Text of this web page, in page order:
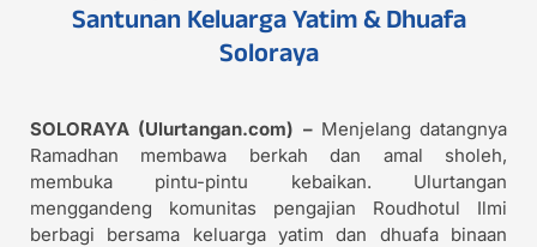
Santunan Keluarga Yatim & Dhuafa
Soloraya
SOLORAYA (Ulurtangan.com) –Menjelang datangnya
Ramadhan membawa berkah dan amal sholeh,
membuka pintu-pintu kebaikan. Ulurtangan
menggandeng komunitas pengajian Roudhotul Ilmi
berbagi bersama keluarga yatim dan dhuafa binaan